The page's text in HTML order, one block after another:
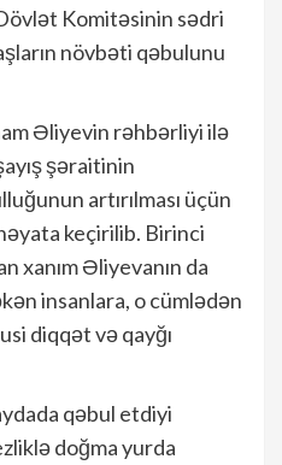
Komitəsinin sədri
növbəti qəbulunu
Əliyevin rəhbərliyi ilə
şəraitinin
artırılması üçün
keçirilib. Birinci
xanım Əliyevanın da
insanlara, o cümlədən
diqqət və qayğı
qəbul etdiyi
doğma yurda